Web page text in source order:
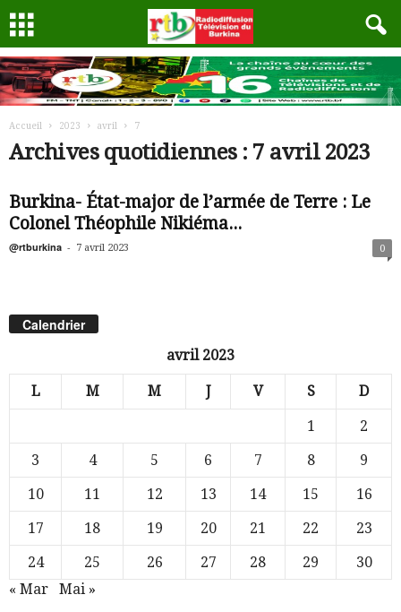
Accueil 2023 avril 7
Archives quotidiennes : 7 avril 2023
Burkina- État-major de l’armée de Terre : Le
Colonel Théophile Nikiéma...
@rtburkina - 7 avril 2023 0
Calendrier
avril 2023
L M M J V S D
1
2
3
4 5 6 7 8
9
10
11 12 13 14 15
16
17
18 19 20 21 22
23
24
25 26 27 28 29
30
« Mar
Mai »